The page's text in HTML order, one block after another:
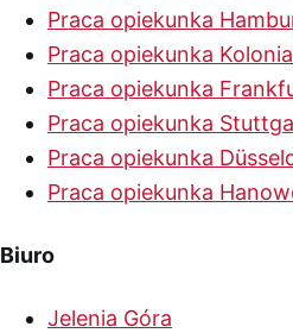
Praca opiekunka
Praca opiekunka Kolonia
Praca opiekunka
Praca opiekunka
Praca opiekunka
Praca opiekunka
Biuro
Jelenia Góra